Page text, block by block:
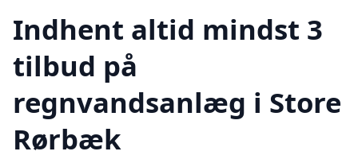
Indhent altid mindst 3
tilbud på
regnvandsanlæg i Store
Rørbæk